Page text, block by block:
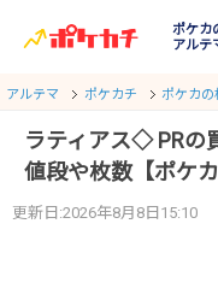
ポケカ
アルテ
アルテマ ポケカチ ポケカの
ラティアス◇ PRの
値段や枚数【ポケカ
更新日:2026年8月8日15:10